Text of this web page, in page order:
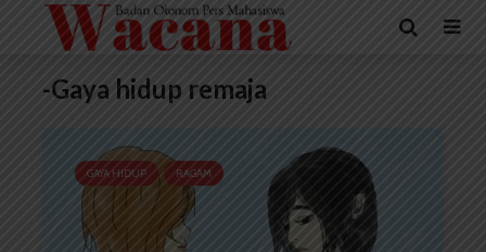
-Gaya hidup remaja
GAYA HIDUP RAGAM